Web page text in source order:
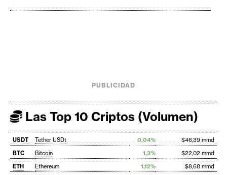
PUBLICIDAD
Las Top 10 Criptos (Volumen)
USDT Tether USDt 0,04%
$46,39 mmd
BTC
Bitcoin 1,3%
$22,02 mmd
ETH
Ethereum 1,12%
$8,68 mmd